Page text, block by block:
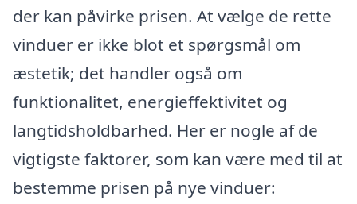
der kan påvirke prisen. At vælge de rette
vinduer er ikke blot et spørgsmål om
æstetik; det handler også om
funktionalitet, energieffektivitet og
langtidsholdbarhed. Her er nogle af de
vigtigste faktorer, som kan være med til at
bestemme prisen på nye vinduer: